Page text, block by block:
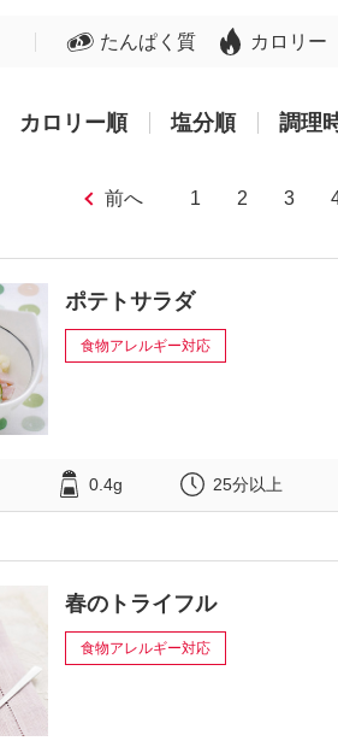
たんぱく質 カロリー
カロリー順 塩分順 調理
前へ 1 2 3
ポテトサラダ
食物アレルギー対応
0.4g 25分以上
春のトライフル
食物アレルギー対応